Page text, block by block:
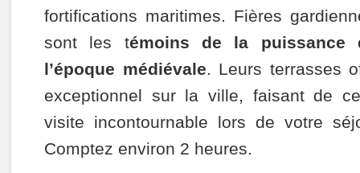
fortifications maritimes. Fières
sont les témoins de la puissance
l’époque médiévale. Leurs terrasses
exceptionnel sur la ville, faisant de
visite incontournable lors de votre
Comptez environ 2 heures.